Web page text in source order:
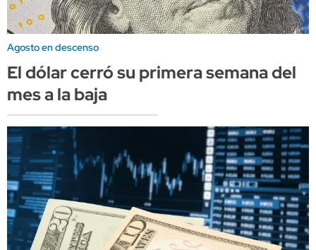
Agosto en descenso
El dólar cerró su primera semana del
mes a la baja